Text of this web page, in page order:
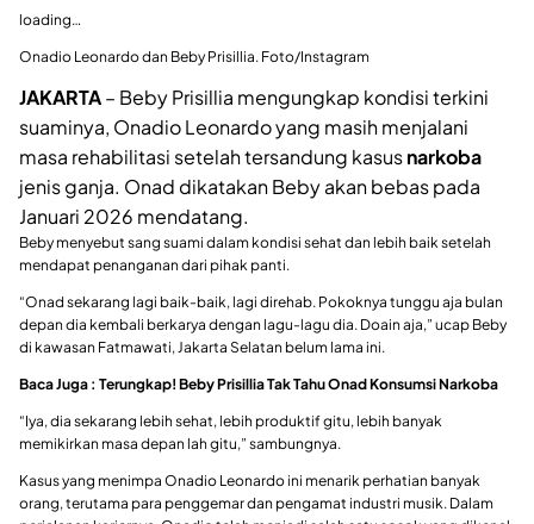
loading…
Onadio Leonardo dan Beby Prisillia. Foto/Instagram
JAKARTA– Beby Prisillia mengungkap kondisi terkini
suaminya, Onadio Leonardo yang masih menjalani
masa rehabilitasi setelah tersandung kasusnarkoba
jenis ganja. Onad dikatakan Beby akan bebas pada
Januari 2026 mendatang.
Beby menyebut sang suami dalam kondisi sehat dan lebih baik setelah
mendapat penanganan dari pihak panti.
“Onad sekarang lagi baik-baik, lagi direhab. Pokoknya tunggu aja bulan
depan dia kembali berkarya dengan lagu-lagu dia. Doain aja,” ucap Beby
di kawasan Fatmawati, Jakarta Selatan belum lama ini.
Baca Juga : Terungkap! Beby Prisillia Tak Tahu Onad Konsumsi Narkoba
“Iya, dia sekarang lebih sehat, lebih produktif gitu, lebih banyak
memikirkan masa depan lah gitu,” sambungnya.
Kasus yang menimpa Onadio Leonardo ini menarik perhatian banyak
orang, terutama para penggemar dan pengamat industri musik. Dalam